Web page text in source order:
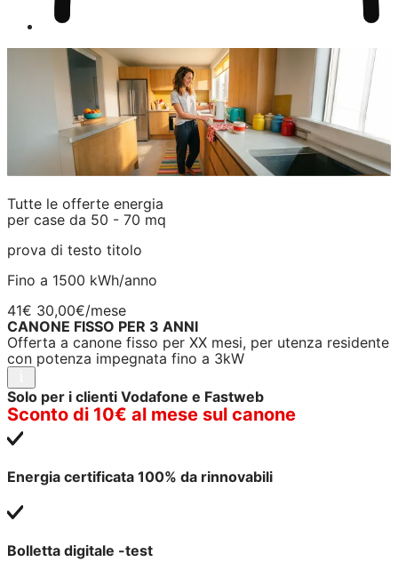
Tutte le offerte energia
per case da 50 - 70 mq
prova di testo titolo
Fino a 1500 kWh/anno
41€ 30,00€/mese
CANONE FISSO PER 3 ANNI
Offerta a canone fisso per XX mesi, per utenza residente
con potenza impegnata fino a 3kW
Solo per i clienti Vodafone e Fastweb
Sconto di 10€ al mese sul canone
Energia certificata 100% da rinnovabili
Bolletta digitale -test